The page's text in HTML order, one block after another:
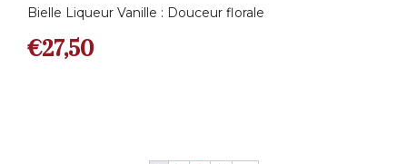
Bielle Liqueur Vanille : Douceur florale
€27,50